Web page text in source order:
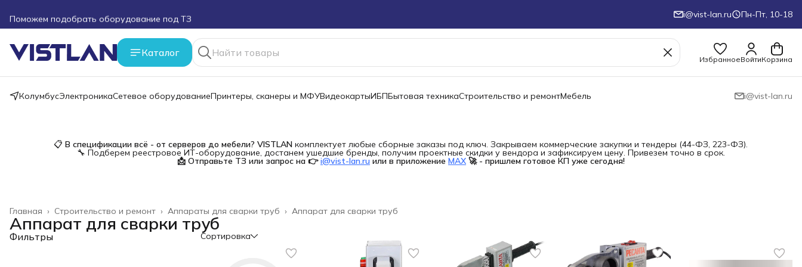
Поможем подобрать оборудование под ТЗ
Пуско-наладочные работы
Более 100 000 позиций в наличии и под заказ
i@vist-lan.ru Пн-Пт, 10-18
Каталог
ИзбранноеВойтиКорзина
КолумбусЭлектроникаСетевое оборудованиеПринтеры, сканеры и МФУВидеокартыИБПБытовая техникаСтроительство и ремонтМебель i@vist-lan.ru
📋В спецификации всё - от серверов до мебели? VISTLAN комплектует любые сборные заказы под ключ. Закрываем коммерческие закупки и тендеры (44-ФЗ, 223-ФЗ).
🔧 Подберем реестровое ИТ-оборудование, достанем ушедшие бренды, получим проектные скидки у вендора и зафиксируем цену. Привезем точно в срок.
📩 Отправьте ТЗ или запрос на 👉 i@vist-lan.ru или в приложение MAX 🚀 - пришлем готовое КП уже сегодня!
Аппарат для сварки труб
Аппараты для сварки труб ›
Строительство и ремонт ›
Главная ›
Аппарат для сварки труб
Фильтры Сортировка